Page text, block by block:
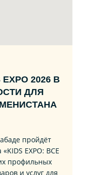
2026 В
ДЛЯ
пройдёт
EXPO: ВСЕ
профильных
и услуг для